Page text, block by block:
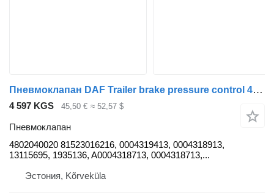
Пневмоклапан DAF Trailer brake pressure control 4802040020 для тягача DAF XF105-460
4 597 KGS 45,50 € ≈ 52,57 $
Пневмоклапан
4802040020 81523016216, 0004319413, 0004318913,
13115695, 1935136, A0004318713, 0004318713,...
Эстония, Kõrveküla